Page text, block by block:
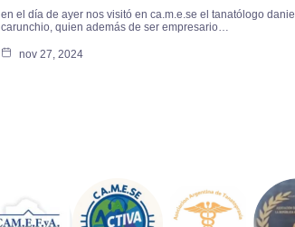
en el día de ayer nos visitó en ca.m.e.se el tanatólogo daniel
carunchio, quien además de ser empresario…
nov 27, 2024